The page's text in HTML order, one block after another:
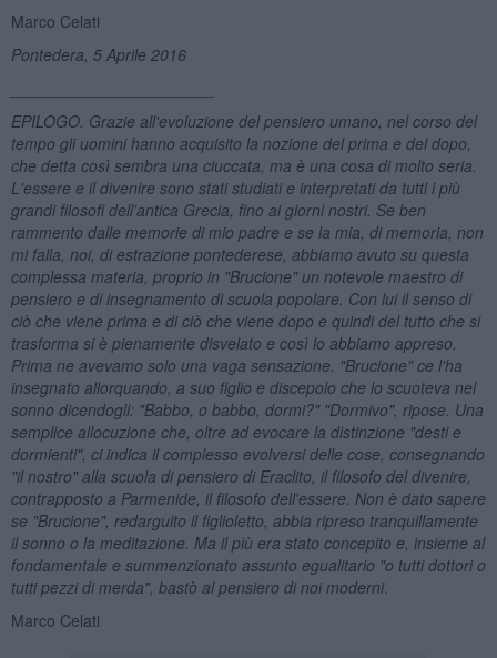
Marco Celati
Pontedera, 5 Aprile 2016
EPILOGO. Grazie all'evoluzione del pensiero umano, nel corso del
tempo gli uomini hanno acquisito la nozione del prima e del dopo,
che detta così sembra una ciuccata, ma è una cosa di molto seria.
L'essere e il divenire sono stati studiati e interpretati da tutti i più
grandi filosofi dell'antica Grecia, fino ai giorni nostri. Se ben
rammento dalle memorie di mio padre e se la mia, di memoria, non
mi falla, noi, di estrazione pontederese, abbiamo avuto su questa
complessa materia, proprio in "Brucione" un notevole maestro di
pensiero e di insegnamento di scuola popolare. Con lui il senso di
ciò che viene prima e di ciò che viene dopo e quindi del tutto che si
trasforma si è pienamente disvelato e così lo abbiamo appreso.
Prima ne avevamo solo una vaga sensazione. "Brucione" ce l'ha
insegnato allorquando, a suo figlio e discepolo che lo scuoteva nel
sonno dicendogli: "Babbo, o babbo, dormi?" "Dormivo", ripose. Una
semplice allocuzione che, oltre ad evocare la distinzione "desti e
dormienti", ci indica il complesso evolversi delle cose, consegnando
"il nostro" alla scuola di pensiero di Eraclito, il filosofo del divenire,
contrapposto a Parmenide, il filosofo dell'essere. Non è dato sapere
se "Brucione", redarguito il figlioletto, abbia ripreso tranquillamente
il sonno o la meditazione. Ma il più era stato concepito e, insieme al
fondamentale e summenzionato assunto egualitario "o tutti dottori o
tutti pezzi di merda", bastò al pensiero di noi moderni.
Marco Celati